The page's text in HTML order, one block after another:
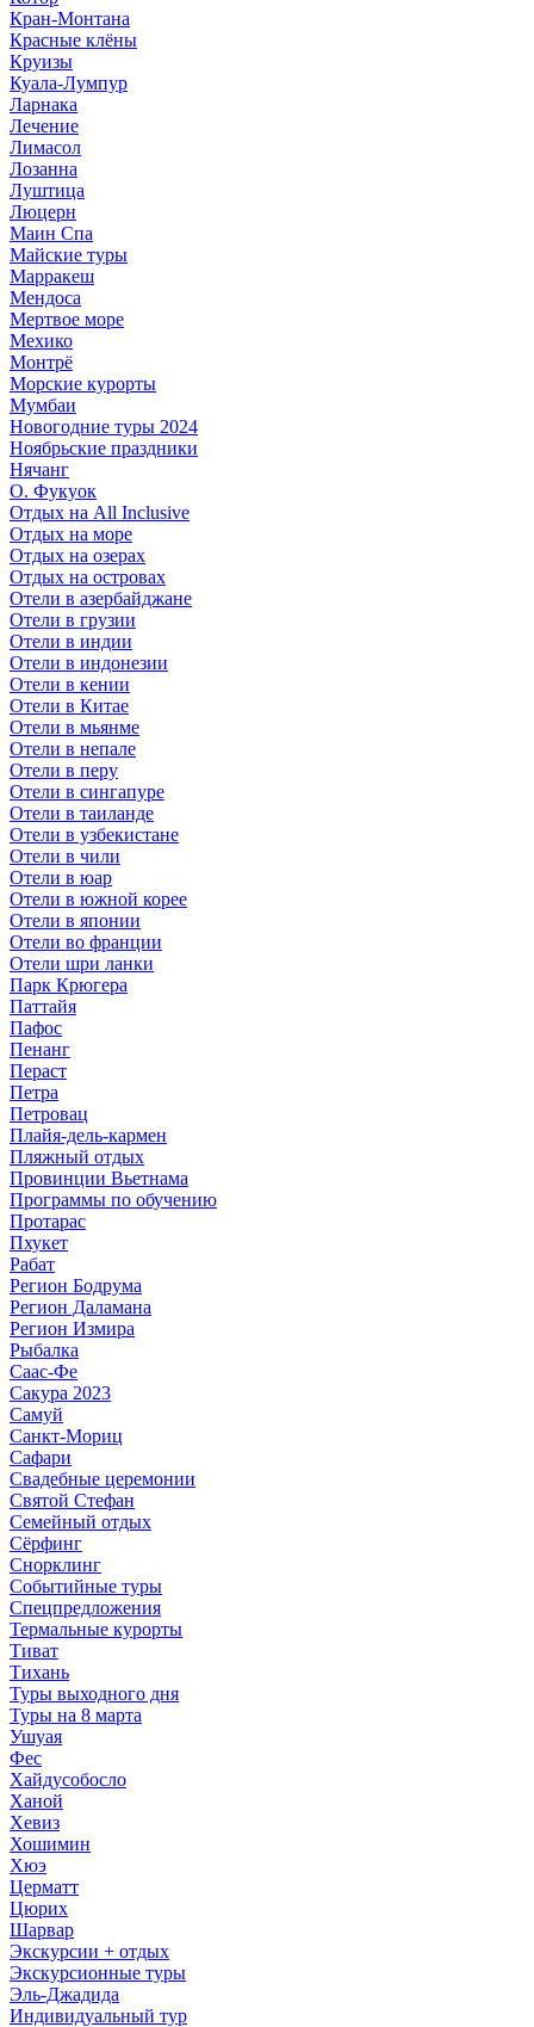
Кран-Монтана
Красные клёны
Круизы
Куала-Лумпур
Ларнака
Лечение
Лимасол
Лозанна
Луштица
Люцерн
Маин Спа
Майские туры
Марракеш
Мендоса
Мертвое море
Мехико
Монтрё
Морские курорты
Мумбаи
Новогодние туры 2024
Ноябрьские праздники
Нячанг
О. Фукуок
Отдых на All Inclusive
Отдых на море
Отдых на озерах
Отдых на островах
Отели в азербайджане
Отели в грузии
Отели в индии
Отели в индонезии
Отели в кении
Отели в Китае
Отели в мьянме
Отели в непале
Отели в перу
Отели в сингапуре
Отели в таиланде
Отели в узбекистане
Отели в чили
Отели в юар
Отели в южной корее
Отели в японии
Отели во франции
Отели шри ланки
Парк Крюгера
Паттайя
Пафос
Пенанг
Пераст
Петра
Петровац
Плайя-дель-кармен
Пляжный отдых
Провинции Вьетнама
Программы по обучению
Протарас
Пхукет
Рабат
Регион Бодрума
Регион Даламана
Регион Измира
Рыбалка
Саас-Фе
Сакура 2023
Самуй
Санкт-Мориц
Сафари
Свадебные церемонии
Святой Стефан
Семейный отдых
Сёрфинг
Снорклинг
Событийные туры
Спецпредложения
Термальные курорты
Тиват
Тихань
Туры выходного дня
Туры на 8 марта
Ушуая
Фес
Хайдусобосло
Ханой
Хевиз
Хошимин
Хюэ
Церматт
Цюрих
Шарвар
Экскурсии + отдых
Экскурсионные туры
Эль-Джадида
Индивидуальный тур